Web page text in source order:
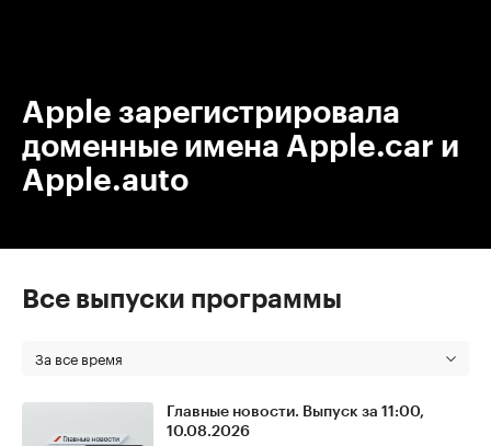
Apple зарегистрировала
доменные имена Apple.car и
Apple.auto
Все выпуски программы
За все время
Главные новости. Выпуск за 11:00,
10.08.2026